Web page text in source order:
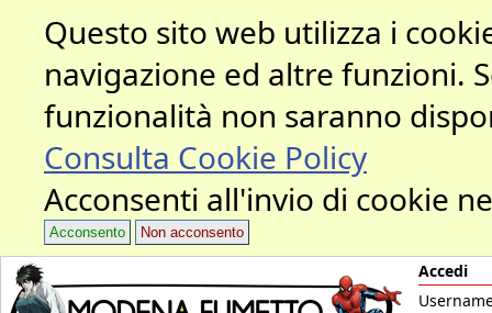
Questo sito web utilizza i
navigazione ed altre funzioni.
funzionalità non saranno
Consulta Cookie Policy
Acconsenti all'invio di cookie
Acconsento Non acconsento
Accedi